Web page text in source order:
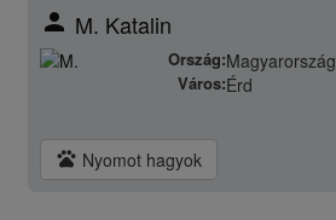
person M. Katalin
Ország:Magyarország
Város:Érd
pets Nyomot hagyok